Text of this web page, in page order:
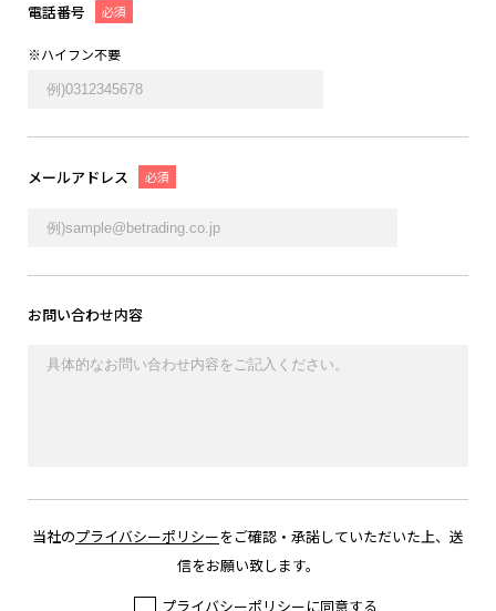
電話番号 必須
※ハイフン不要
メールアドレス 必須
お問い合わせ内容
当社のプライバシーポリシーをご確認・承諾していただいた上、送
信をお願い致します。
プライバシーポリシーに同意する